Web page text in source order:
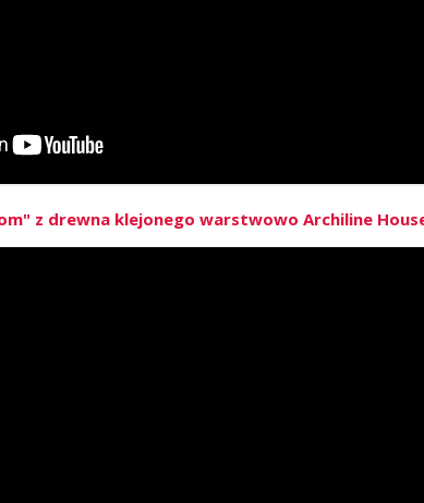
z drewna klejonego warstwowo Archiline